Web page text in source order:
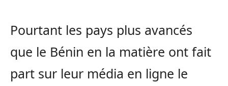
Pourtant les pays plus avancés
que le Bénin en la matière ont fait
part sur leur média en ligne le